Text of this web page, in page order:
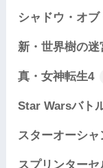
シャドウ・オ
新・世界樹の
真・女神転生4
Star Warsバト
スターオーシャ
スプリンター